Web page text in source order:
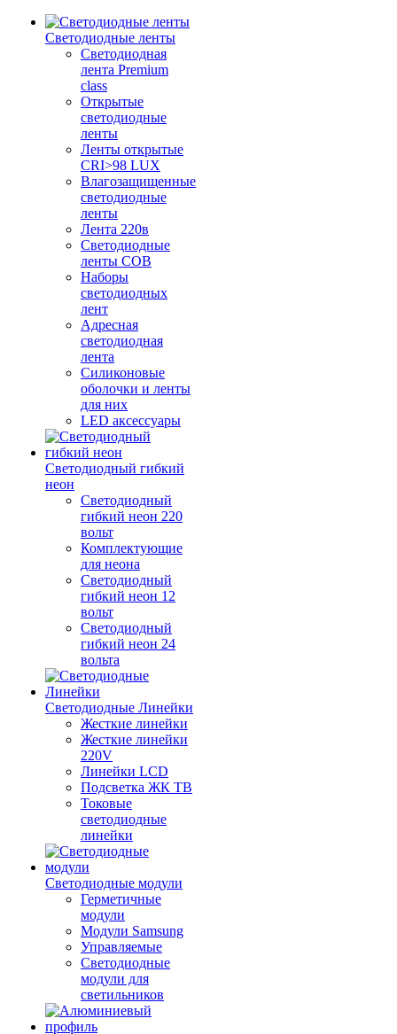
Светодиодные ленты
Светодиодная
лента Premium
class
Открытые
светодиодные
ленты
Ленты открытые
CRI>98 LUX
Влагозащищенные
светодиодные
ленты
Лента 220в
Светодиодные
ленты COB
Наборы
светодиодных
лент
Адресная
светодиодная
лента
Силиконовые
оболочки и ленты
для них
LED аксессуары
Светодиодный гибкий
неон
Светодиодный
гибкий неон 220
вольт
Комплектующие
для неона
Светодиодный
гибкий неон 12
вольт
Светодиодный
гибкий неон 24
вольта
Светодиодные Линейки
Жесткие линейки
Жесткие линейки
220V
Линейки LCD
Подсветка ЖК ТВ
Токовые
светодиодные
линейки
Светодиодные модули
Герметичные
модули
Модули Samsung
Управляемые
Светодиодные
модули для
светильников